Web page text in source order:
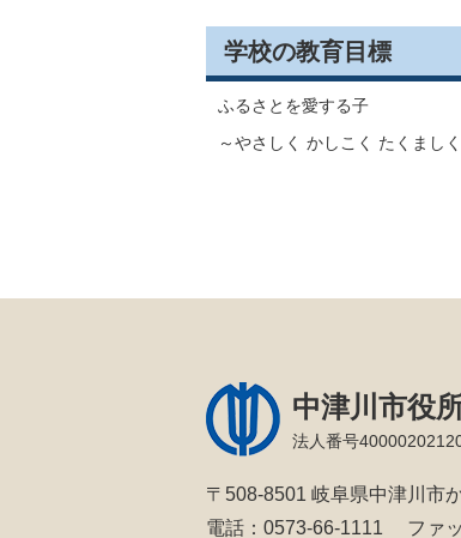
学校の教育目標
ふるさとを愛する子
～やさしく かしこく たくまし
中津川市役
法人番号
〒508-8501 岐阜県中津川市
電話：0573-66-1111
ファ